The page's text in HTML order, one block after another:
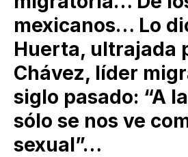
mexicanos… Lo
Huerta, ultrajada
Chávez, líder
siglo pasado: “A
sólo se nos ve
sexual”…